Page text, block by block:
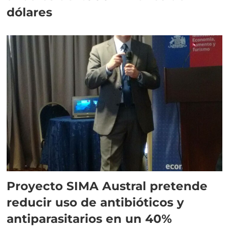
dólares
Proyecto SIMA Austral pretende
reducir uso de antibióticos y
antiparasitarios en un 40%